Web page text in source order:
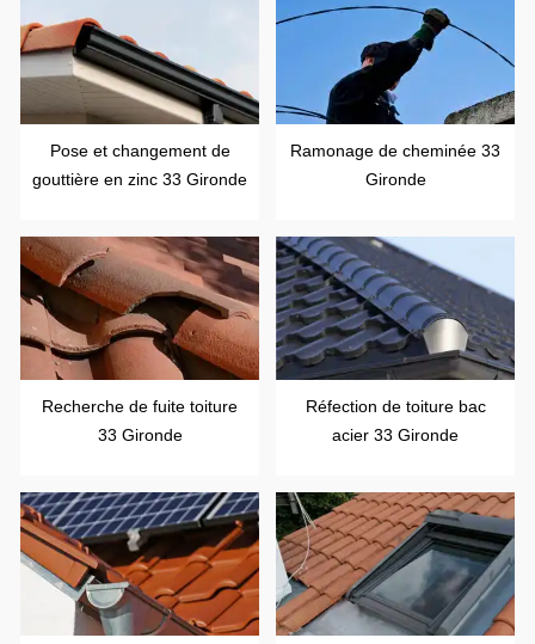
Pose et changement de
gouttière en zinc 33 Gironde
Ramonage de cheminée 33
Gironde
Recherche de fuite toiture
33 Gironde
Réfection de toiture bac
acier 33 Gironde